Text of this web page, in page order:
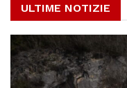
ULTIME NOTIZIE